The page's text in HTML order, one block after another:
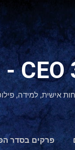
אישית, למידה,
פרקים בסדר